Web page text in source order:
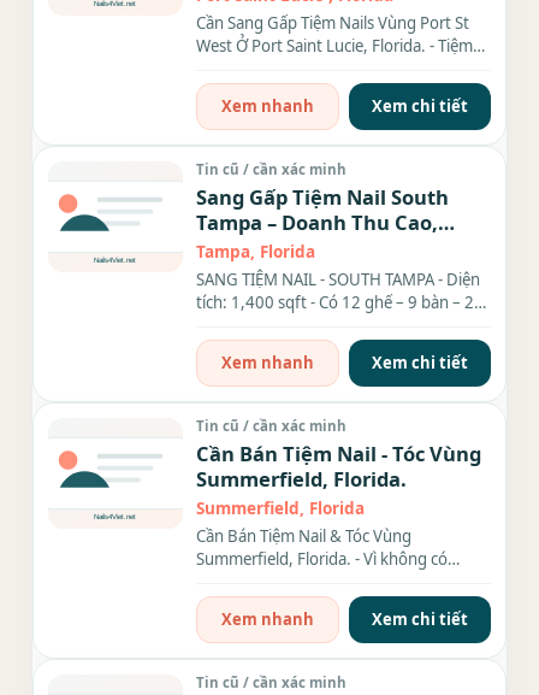
Cần Sang Gấp Tiệm Nails Vùng Port St
West Ở Port Saint Lucie, Florida. - Tiệm
Xem nhanh
Xem chi tiết
Tin cũ / cần xác minh
Sang Gấp Tiệm Nail South
Tampa – Doanh Thu Cao,
Good Location
Tampa, Florida
SANG TIỆM NAIL - SOUTH TAMPA - Diện
tích: 1,400 sqft - Có 12 ghế – 9 bàn – 2
Xem nhanh
Xem chi tiết
Tin cũ / cần xác minh
Cần Bán Tiệm Nail - Tóc Vùng
Summerfield, Florida.
Summerfield, Florida
Cần Bán Tiệm Nail & Tóc Vùng
Summerfield, Florida. - Vì không có
Xem nhanh
Xem chi tiết
Tin cũ / cần xác minh